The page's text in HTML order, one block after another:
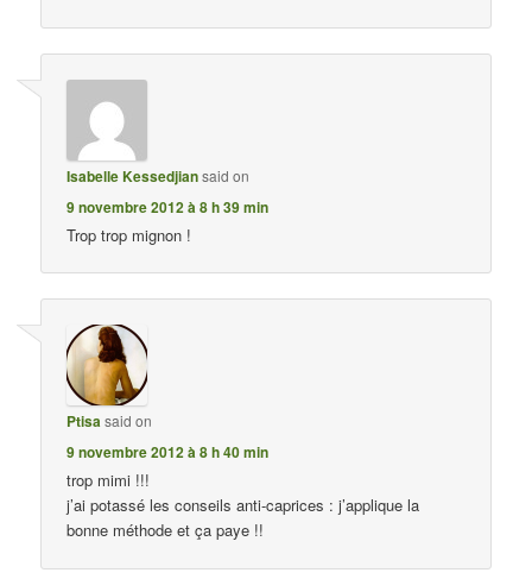
Isabelle Kessedjiansaid on
9 novembre 2012 à 8 h 39 min
Trop trop mignon !
Ptisasaid on
9 novembre 2012 à 8 h 40 min
trop mimi !!!
j’ai potassé les conseils anti-caprices : j’applique la
bonne méthode et ça paye !!